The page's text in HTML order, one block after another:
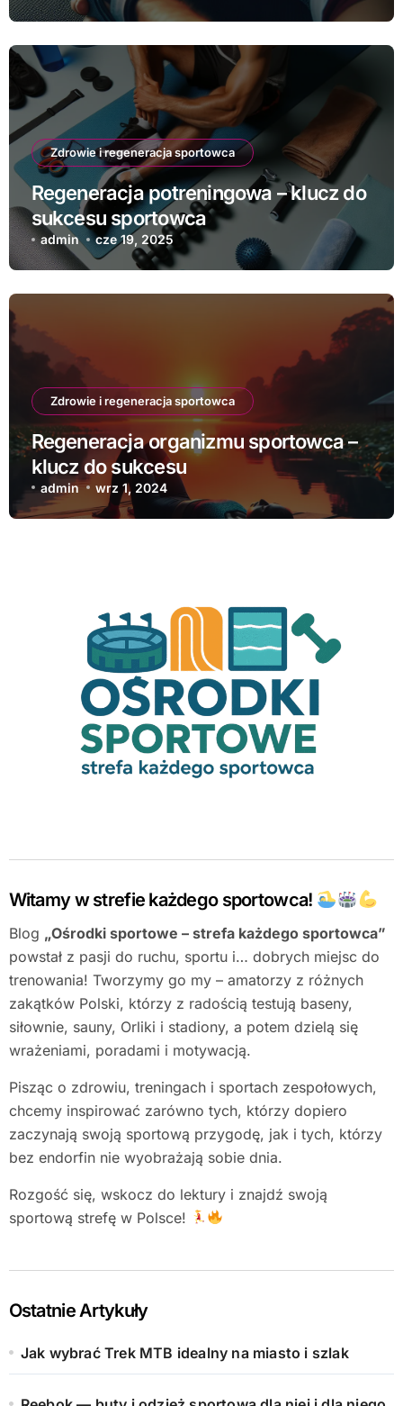
Zdrowie i regeneracja sportowca
Regeneracja potreningowa – klucz do
sukcesu sportowca
admin cze 19, 2025
Zdrowie i regeneracja sportowca
Regeneracja organizmu sportowca –
klucz do sukcesu
admin wrz 1, 2024
Witamy w strefie każdego sportowca!
Blog „Ośrodki sportowe – strefa każdego sportowca”
powstał z pasji do ruchu, sportu i… dobrych miejsc do
trenowania! Tworzymy go my – amatorzy z różnych
zakątków Polski, którzy z radością testują baseny,
siłownie, sauny, Orliki i stadiony, a potem dzielą się
wrażeniami, poradami i motywacją.
Pisząc o zdrowiu, treningach i sportach zespołowych,
chcemy inspirować zarówno tych, którzy dopiero
zaczynają swoją sportową przygodę, jak i tych, którzy
bez endorfin nie wyobrażają sobie dnia.
Rozgość się, wskocz do lektury i znajdź swoją
sportową strefę w Polsce!
Ostatnie Artykuły
Jak wybrać Trek MTB idealny na miasto i szlak